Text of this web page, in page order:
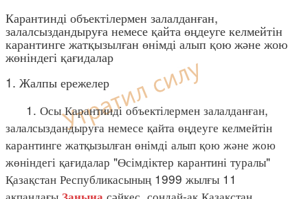
Карантинді объектілермен залалданған,
залалсыздандыруға немесе қайта өңдеуге келмейтін
карантинге жатқызылған өнімді алып қою және жою
жөніндегі қағидалар
1. Жалпы ережелер
1. Осы Карантинді объектілермен залалданған,
залалсыздандыруға немесе қайта өңдеуге келмейтін
карантинге жатқызылған өнімді алып қою және жою
жөніндегі қағидалар "Өсімдіктер карантині туралы"
Қазақстан Республикасының 1999 жылғы 11